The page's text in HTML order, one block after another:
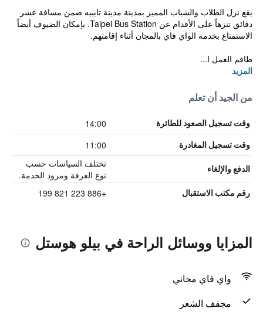
يقع نزل الطلاب والشباب المميز بمدينة مدينة تايبيه ضمن مسافة عشر
دقائق تنزهاً على الأقدام عن Taipei Bus Station. بإمكان الضيوف أيضاً
الاستمتاع بخدمة الواي فاي بالمجان أثناء إقامتهم.
طاقم العمل ا...
المزيد
من الجيد أن تعلم
وقت تسجيل الصعود للطائرة 14:00
وقت تسجيل المغادرة 11:00
الدفع والإلغاء
تختلف السياسات حسب
نوع الغرفة ومزود الخدمة.
رقم مكتب الاستقبال +886 223 821 199
المزايا ووسائل الراحة في بيلو هوستل
واي فاي مجاني
مجفف الشعر